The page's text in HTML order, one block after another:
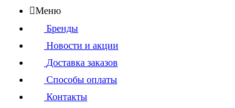
Меню
Бренды
Новости и акции
Доставка заказов
Способы оплаты
Контакты